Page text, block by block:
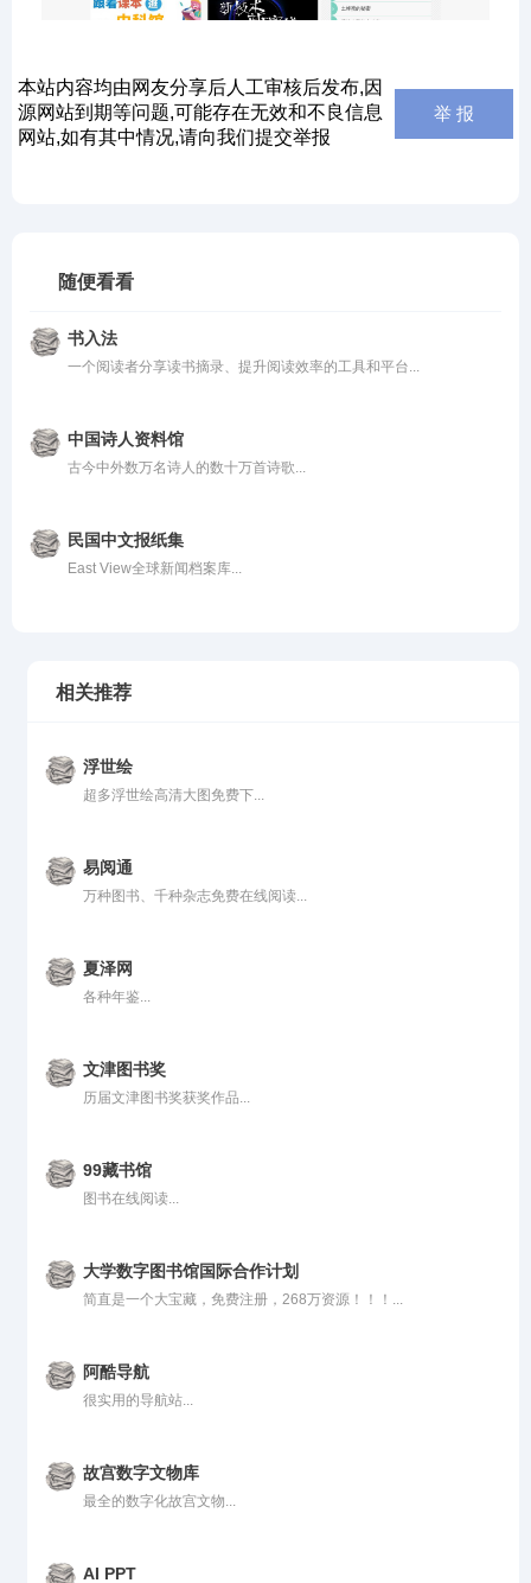
本站内容均由网友分享后人工审核后发布,因
源网站到期等问题,可能存在无效和不良信息
网站,如有其中情况,请向我们提交举报
举 报
随便看看
书入法
一个阅读者分享读书摘录、提升阅读效率的工具和平台...
中国诗人资料馆
古今中外数万名诗人的数十万首诗歌...
民国中文报纸集
East View全球新闻档案库...
相关推荐
浮世绘
超多浮世绘高清大图免费下...
易阅通
万种图书、千种杂志免费在线阅读...
夏泽网
各种年鉴...
文津图书奖
历届文津图书奖获奖作品...
99藏书馆
图书在线阅读...
大学数字图书馆国际合作计划
简直是一个大宝藏，免费注册，268万资源！！！...
阿酷导航
很实用的导航站...
故宫数字文物库
最全的数字化故宫文物...
AI PPT